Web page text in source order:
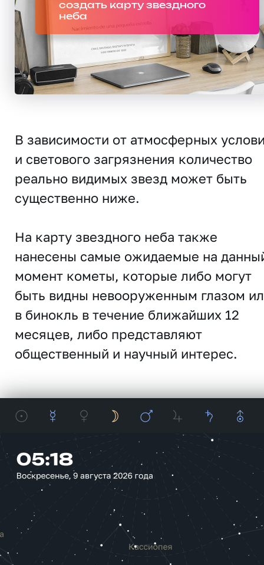
создать карту звездного
неба
В зависимости от атмосферных
и светового загрязнения количество
реально видимых звезд может быть
существенно ниже.
На карту звездного неба также
нанесены самые ожидаемые на
момент кометы, которые либо могут
быть видны невооруженным глазом
в бинокль в течение ближайших 12
месяцев, либо представляют
общественный и научный интерес.